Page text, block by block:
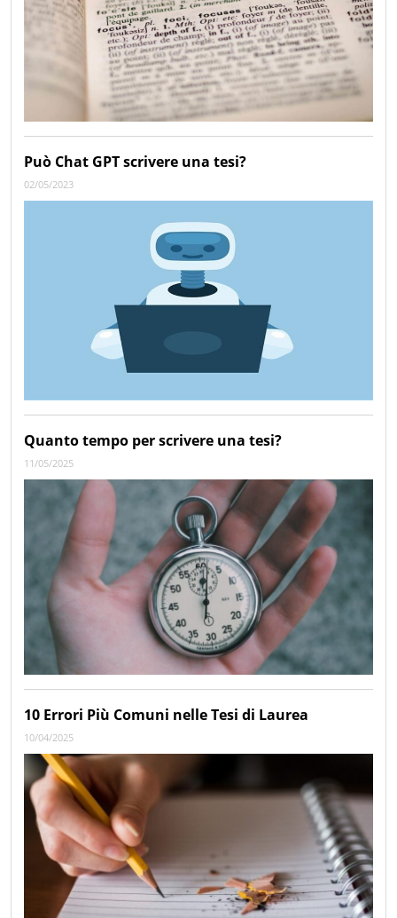
Può Chat GPT scrivere una tesi?
02/05/2023
Quanto tempo per scrivere una tesi?
11/05/2025
10 Errori Più Comuni nelle Tesi di Laurea
10/04/2025